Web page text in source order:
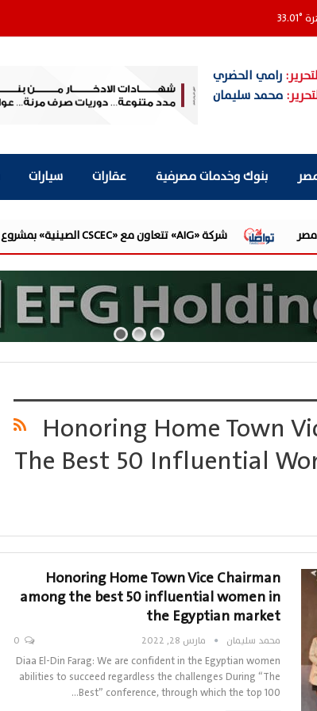
°
33.01
رامي الحضري
محمد سليمان
بنوك وخدمات مصرفية عقارات سيارات
شركة «AIG» تتعاون مع «CSCEC الصينية» بمشروع «AI Tower» بأعلى المعايير العالمية
Honoring Home Town
The Best 50 Influential
Honoring Home Town Vice Chairman
among the best 50 influential women in
the Egyptian market
محمد سليمان مارس 28, 2022
Diaa El-Din Farag: We are confident in the Egyptian women
abilities to succeed regardless the challenges During “The
Best” conference, through which the top 100…